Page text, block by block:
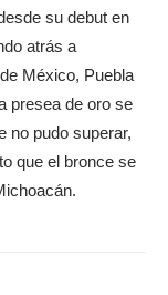
su debut en
atrás a
México, Puebla
presea de oro se
no pudo superar,
que el bronce se